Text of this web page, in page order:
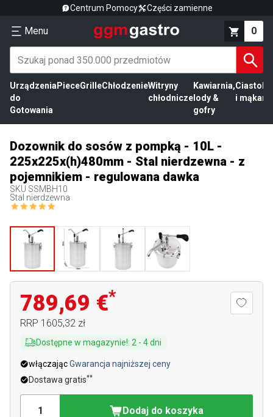
Centrum Pomocy Części zamienne
Menu 0
Urządzenia
do
Gotowania
PieceGrilleChłodzenieWitryny
chłodnicze
Kawiarnia,
lody &
gofry
Ciasto
i mąka
Dozownik do sosów z pompką - 10L -
225x225x(h)480mm - Stal nierdzewna - z
pojemnikiem - regulowana dawka
SKU SSMBH10
Stal nierdzewna
789,69 €*
RRP 1605,32 zł
Dostępne w magazynie!: 2 - 4dni
włączającGwarancja najniższej ceny
Dostawa gratis**
Dodaj do koszyka